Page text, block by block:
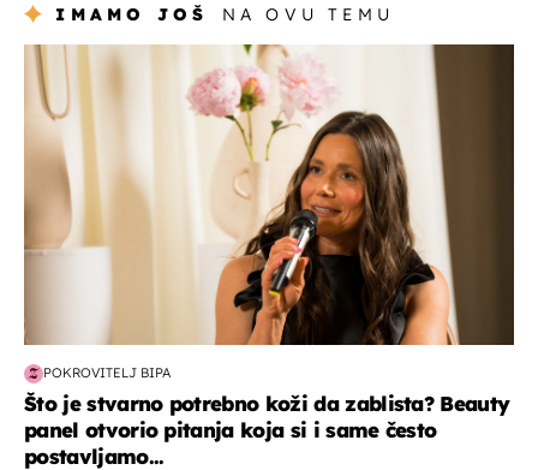
IMAMO JOŠ NA OVU TEMU
moda & ljepota
POKROVITELJ BIPA
Što je stvarno potrebno koži da zablista? Beauty
panel otvorio pitanja koja si i same često
postavljamo...